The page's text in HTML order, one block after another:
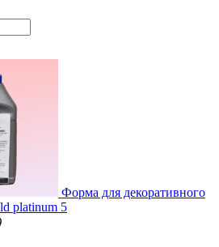
Форма для декоративного
platinum 5